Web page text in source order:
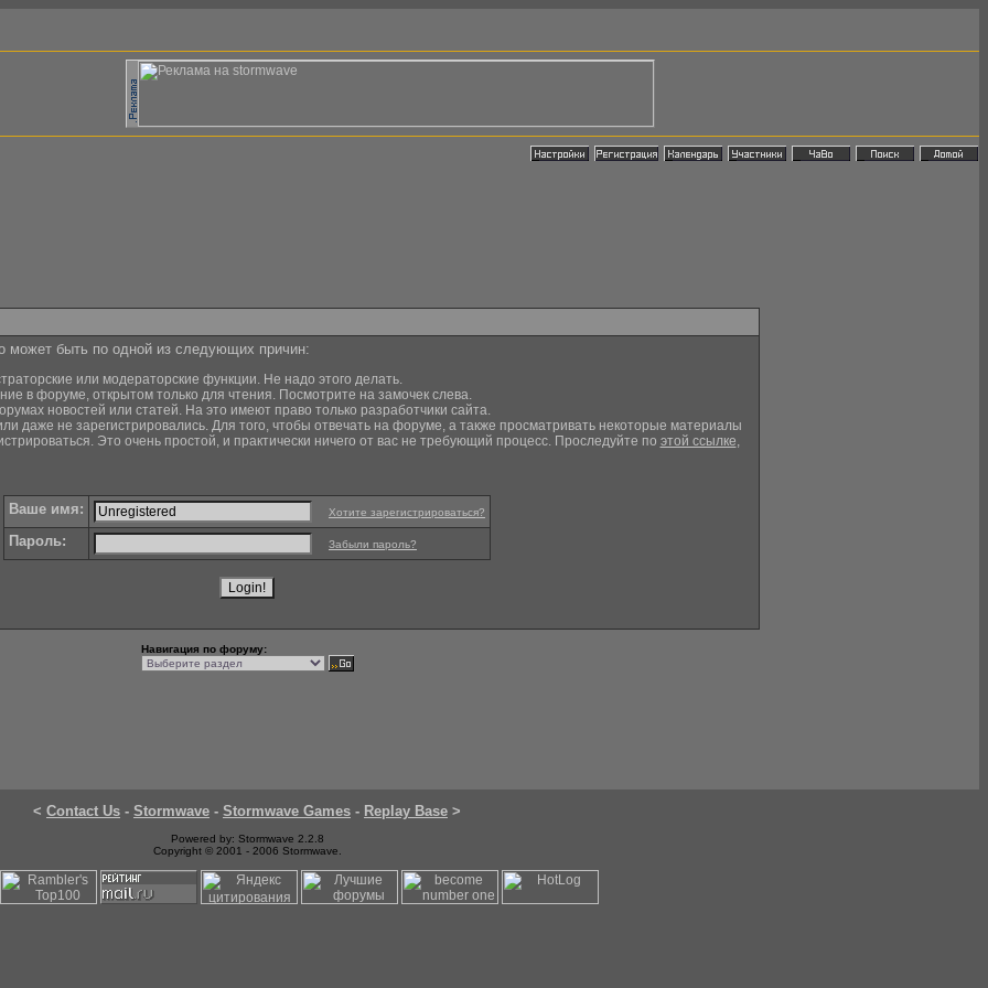
может быть по одной из следующих причин:
или модераторские функции. Не надо этого делать.
в форуме, открытом только для чтения. Посмотрите на замочек слева.
новостей или статей. На это имеют право только разработчики сайта.
даже не зарегистрировались. Для того, чтобы отвечать на форуме, а также просматривать некоторые материалы
Это очень простой, и практически ничего от вас не требующий процесс. Проследуйте по этой ссылке,
Ваше имя: Хотите зарегистрироваться?
Пароль: Забыли пароль?
Навигация по форуму:
< Contact Us - Stormwave - Stormwave Games - Replay Base >
Powered by: Stormwave 2.2.8
Copyright © 2001 - 2006 Stormwave.